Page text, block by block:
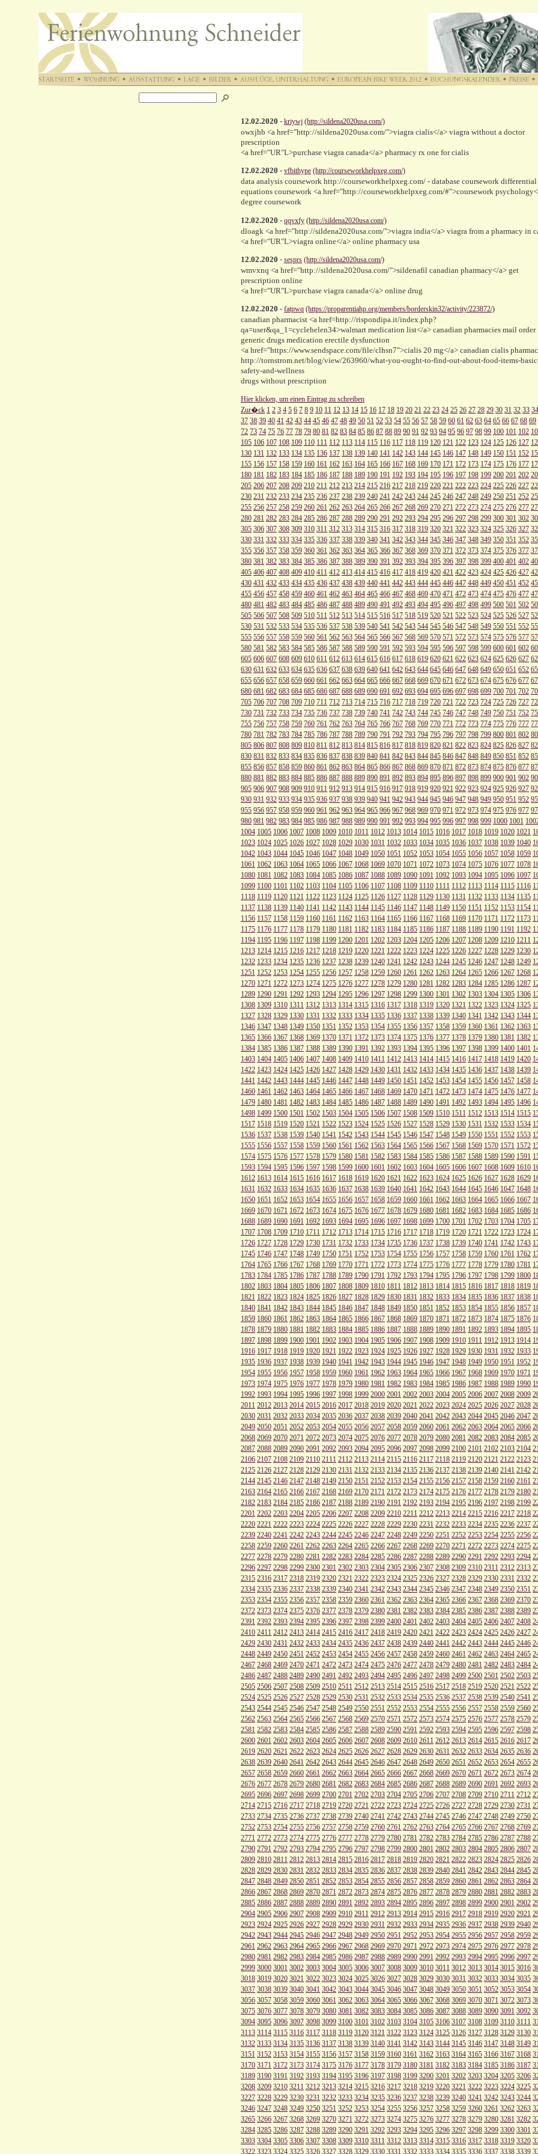
12.02.2020 - kriywj (http://sildena2020usa.com/)
owxjhb <a href="http://sildena2020usa.com/">viagra cialis</a> viagra without a doctor
prescription
<a href="UR"L>purchase viagra canada</a> pharmacy rx one for cialis
12.02.2020 - vfbithype (http://courseworkhelpxeg.com/)
data analysis coursework http://courseworkhelpxeg.com/ - database coursework differential
equations coursework <a href="http://courseworkhelpxeg.com/#">coursework
degree coursework
12.02.2020 - qqvxfy (http://sildena2020usa.com/)
dloagk <a href="http://sildena2020usa.com/">viagra india</a> viagra from a pharmacy in
<a href="UR"L>viagra online</a> online pharmacy usa
12.02.2020 - sesprs (http://sildena2020usa.com/)
wmvxnq <a href="http://sildena2020usa.com/">sildenafil canadian pharmacy</a> get
prescription online
<a href="UR"L>purchase viagra canada</a> online drug
12.02.2020 - fatpwq (https://proparentiahp.org/members/borderskin32/activity/223872/)
canadian pharmacist <a href=http://rispondipa.it/index.php?
qa=user&qa_1=cyclehelen34>walmart medication list</a> canadian pharmacies mail order
generic drugs medication erectile dysfunction
<a href="https://www.sendspace.com/file/clhsn7">cialis 20 mg</a> canadian cialis
http://tornstrom.net/blog/view/263960/what-you-ought-to-find-out-about-food-items-
safety-and-wellness
drugs without prescription
Hier klicken, um einen Eintrag zu schreiben
Zur�ck 1 2 3 4 5 6 7 8 9 10 11 12 13 14 15 16 17 18 19 20 21 22 23 24 25 26 27 28 29 30 31 32 33 34
37 38 39 40 41 42 43 44 45 46 47 48 49 50 51 52 53 54 55 56 57 58 59 60 61 62 63 64 65 66 67 68 69
72 73 74 75 76 77 78 79 80 81 82 83 84 85 86 87 88 89 90 91 92 93 94 95 96 97 98 99 100 101 102
105 106 107 108 109 110 111 112 113 114 115 116 117 118 119 120 121 122 123 124 125 126 127
130 131 132 133 134 135 136 137 138 139 140 141 142 143 144 145 146 147 148 149 150 151 152
155 156 157 158 159 160 161 162 163 164 165 166 167 168 169 170 171 172 173 174 175 176 177
180 181 182 183 184 185 186 187 188 189 190 191 192 193 194 195 196 197 198 199 200 201 202
205 206 207 208 209 210 211 212 213 214 215 216 217 218 219 220 221 222 223 224 225 226 227
230 231 232 233 234 235 236 237 238 239 240 241 242 243 244 245 246 247 248 249 250 251 252
255 256 257 258 259 260 261 262 263 264 265 266 267 268 269 270 271 272 273 274 275 276 277
280 281 282 283 284 285 286 287 288 289 290 291 292 293 294 295 296 297 298 299 300 301 302
305 306 307 308 309 310 311 312 313 314 315 316 317 318 319 320 321 322 323 324 325 326 327
330 331 332 333 334 335 336 337 338 339 340 341 342 343 344 345 346 347 348 349 350 351 352
355 356 357 358 359 360 361 362 363 364 365 366 367 368 369 370 371 372 373 374 375 376 377
380 381 382 383 384 385 386 387 388 389 390 391 392 393 394 395 396 397 398 399 400 401 402
405 406 407 408 409 410 411 412 413 414 415 416 417 418 419 420 421 422 423 424 425 426 427
430 431 432 433 434 435 436 437 438 439 440 441 442 443 444 445 446 447 448 449 450 451 452
455 456 457 458 459 460 461 462 463 464 465 466 467 468 469 470 471 472 473 474 475 476 477
480 481 482 483 484 485 486 487 488 489 490 491 492 493 494 495 496 497 498 499 500 501 502
505 506 507 508 509 510 511 512 513 514 515 516 517 518 519 520 521 522 523 524 525 526 527
530 531 532 533 534 535 536 537 538 539 540 541 542 543 544 545 546 547 548 549 550 551 552
555 556 557 558 559 560 561 562 563 564 565 566 567 568 569 570 571 572 573 574 575 576 577
580 581 582 583 584 585 586 587 588 589 590 591 592 593 594 595 596 597 598 599 600 601 602
605 606 607 608 609 610 611 612 613 614 615 616 617 618 619 620 621 622 623 624 625 626 627
630 631 632 633 634 635 636 637 638 639 640 641 642 643 644 645 646 647 648 649 650 651 652
655 656 657 658 659 660 661 662 663 664 665 666 667 668 669 670 671 672 673 674 675 676 677
680 681 682 683 684 685 686 687 688 689 690 691 692 693 694 695 696 697 698 699 700 701 702
705 706 707 708 709 710 711 712 713 714 715 716 717 718 719 720 721 722 723 724 725 726 727
730 731 732 733 734 735 736 737 738 739 740 741 742 743 744 745 746 747 748 749 750 751 752
755 756 757 758 759 760 761 762 763 764 765 766 767 768 769 770 771 772 773 774 775 776 777
780 781 782 783 784 785 786 787 788 789 790 791 792 793 794 795 796 797 798 799 800 801 802
805 806 807 808 809 810 811 812 813 814 815 816 817 818 819 820 821 822 823 824 825 826 827
830 831 832 833 834 835 836 837 838 839 840 841 842 843 844 845 846 847 848 849 850 851 852
855 856 857 858 859 860 861 862 863 864 865 866 867 868 869 870 871 872 873 874 875 876 877
880 881 882 883 884 885 886 887 888 889 890 891 892 893 894 895 896 897 898 899 900 901 902
905 906 907 908 909 910 911 912 913 914 915 916 917 918 919 920 921 922 923 924 925 926 927
930 931 932 933 934 935 936 937 938 939 940 941 942 943 944 945 946 947 948 949 950 951 952
955 956 957 958 959 960 961 962 963 964 965 966 967 968 969 970 971 972 973 974 975 976 977
980 981 982 983 984 985 986 987 988 989 990 991 992 993 994 995 996 997 998 999 1000 1001
1004 1005 1006 1007 1008 1009 1010 1011 1012 1013 1014 1015 1016 1017 1018 1019 1020 1021
1023 1024 1025 1026 1027 1028 1029 1030 1031 1032 1033 1034 1035 1036 1037 1038 1039 1040
1042 1043 1044 1045 1046 1047 1048 1049 1050 1051 1052 1053 1054 1055 1056 1057 1058 1059
1061 1062 1063 1064 1065 1066 1067 1068 1069 1070 1071 1072 1073 1074 1075 1076 1077 1078
1080 1081 1082 1083 1084 1085 1086 1087 1088 1089 1090 1091 1092 1093 1094 1095 1096 1097
1099 1100 1101 1102 1103 1104 1105 1106 1107 1108 1109 1110 1111 1112 1113 1114 1115 1116
1118 1119 1120 1121 1122 1123 1124 1125 1126 1127 1128 1129 1130 1131 1132 1133 1134 1135
1137 1138 1139 1140 1141 1142 1143 1144 1145 1146 1147 1148 1149 1150 1151 1152 1153 1154
1156 1157 1158 1159 1160 1161 1162 1163 1164 1165 1166 1167 1168 1169 1170 1171 1172 1173
1175 1176 1177 1178 1179 1180 1181 1182 1183 1184 1185 1186 1187 1188 1189 1190 1191 1192
1194 1195 1196 1197 1198 1199 1200 1201 1202 1203 1204 1205 1206 1207 1208 1209 1210 1211
1213 1214 1215 1216 1217 1218 1219 1220 1221 1222 1223 1224 1225 1226 1227 1228 1229 1230
1232 1233 1234 1235 1236 1237 1238 1239 1240 1241 1242 1243 1244 1245 1246 1247 1248 1249
1251 1252 1253 1254 1255 1256 1257 1258 1259 1260 1261 1262 1263 1264 1265 1266 1267 1268
1270 1271 1272 1273 1274 1275 1276 1277 1278 1279 1280 1281 1282 1283 1284 1285 1286 1287
1289 1290 1291 1292 1293 1294 1295 1296 1297 1298 1299 1300 1301 1302 1303 1304 1305 1306
1308 1309 1310 1311 1312 1313 1314 1315 1316 1317 1318 1319 1320 1321 1322 1323 1324 1325
1327 1328 1329 1330 1331 1332 1333 1334 1335 1336 1337 1338 1339 1340 1341 1342 1343 1344
1346 1347 1348 1349 1350 1351 1352 1353 1354 1355 1356 1357 1358 1359 1360 1361 1362 1363
1365 1366 1367 1368 1369 1370 1371 1372 1373 1374 1375 1376 1377 1378 1379 1380 1381 1382
1384 1385 1386 1387 1388 1389 1390 1391 1392 1393 1394 1395 1396 1397 1398 1399 1400 1401
1403 1404 1405 1406 1407 1408 1409 1410 1411 1412 1413 1414 1415 1416 1417 1418 1419 1420
1422 1423 1424 1425 1426 1427 1428 1429 1430 1431 1432 1433 1434 1435 1436 1437 1438 1439
1441 1442 1443 1444 1445 1446 1447 1448 1449 1450 1451 1452 1453 1454 1455 1456 1457 1458
1460 1461 1462 1463 1464 1465 1466 1467 1468 1469 1470 1471 1472 1473 1474 1475 1476 1477
1479 1480 1481 1482 1483 1484 1485 1486 1487 1488 1489 1490 1491 1492 1493 1494 1495 1496
1498 1499 1500 1501 1502 1503 1504 1505 1506 1507 1508 1509 1510 1511 1512 1513 1514 1515
1517 1518 1519 1520 1521 1522 1523 1524 1525 1526 1527 1528 1529 1530 1531 1532 1533 1534
1536 1537 1538 1539 1540 1541 1542 1543 1544 1545 1546 1547 1548 1549 1550 1551 1552 1553
1555 1556 1557 1558 1559 1560 1561 1562 1563 1564 1565 1566 1567 1568 1569 1570 1571 1572
1574 1575 1576 1577 1578 1579 1580 1581 1582 1583 1584 1585 1586 1587 1588 1589 1590 1591
1593 1594 1595 1596 1597 1598 1599 1600 1601 1602 1603 1604 1605 1606 1607 1608 1609 1610
1612 1613 1614 1615 1616 1617 1618 1619 1620 1621 1622 1623 1624 1625 1626 1627 1628 1629
1631 1632 1633 1634 1635 1636 1637 1638 1639 1640 1641 1642 1643 1644 1645 1646 1647 1648
1650 1651 1652 1653 1654 1655 1656 1657 1658 1659 1660 1661 1662 1663 1664 1665 1666 1667
1669 1670 1671 1672 1673 1674 1675 1676 1677 1678 1679 1680 1681 1682 1683 1684 1685 1686
1688 1689 1690 1691 1692 1693 1694 1695 1696 1697 1698 1699 1700 1701 1702 1703 1704 1705
1707 1708 1709 1710 1711 1712 1713 1714 1715 1716 1717 1718 1719 1720 1721 1722 1723 1724
1726 1727 1728 1729 1730 1731 1732 1733 1734 1735 1736 1737 1738 1739 1740 1741 1742 1743
1745 1746 1747 1748 1749 1750 1751 1752 1753 1754 1755 1756 1757 1758 1759 1760 1761 1762
1764 1765 1766 1767 1768 1769 1770 1771 1772 1773 1774 1775 1776 1777 1778 1779 1780 1781
1783 1784 1785 1786 1787 1788 1789 1790 1791 1792 1793 1794 1795 1796 1797 1798 1799 1800
1802 1803 1804 1805 1806 1807 1808 1809 1810 1811 1812 1813 1814 1815 1816 1817 1818 1819
1821 1822 1823 1824 1825 1826 1827 1828 1829 1830 1831 1832 1833 1834 1835 1836 1837 1838
1840 1841 1842 1843 1844 1845 1846 1847 1848 1849 1850 1851 1852 1853 1854 1855 1856 1857
1859 1860 1861 1862 1863 1864 1865 1866 1867 1868 1869 1870 1871 1872 1873 1874 1875 1876
1878 1879 1880 1881 1882 1883 1884 1885 1886 1887 1888 1889 1890 1891 1892 1893 1894 1895
1897 1898 1899 1900 1901 1902 1903 1904 1905 1906 1907 1908 1909 1910 1911 1912 1913 1914
1916 1917 1918 1919 1920 1921 1922 1923 1924 1925 1926 1927 1928 1929 1930 1931 1932 1933
1935 1936 1937 1938 1939 1940 1941 1942 1943 1944 1945 1946 1947 1948 1949 1950 1951 1952
1954 1955 1956 1957 1958 1959 1960 1961 1962 1963 1964 1965 1966 1967 1968 1969 1970 1971
1973 1974 1975 1976 1977 1978 1979 1980 1981 1982 1983 1984 1985 1986 1987 1988 1989 1990
1992 1993 1994 1995 1996 1997 1998 1999 2000 2001 2002 2003 2004 2005 2006 2007 2008 2009
2011 2012 2013 2014 2015 2016 2017 2018 2019 2020 2021 2022 2023 2024 2025 2026 2027 2028
2030 2031 2032 2033 2034 2035 2036 2037 2038 2039 2040 2041 2042 2043 2044 2045 2046 2047
2049 2050 2051 2052 2053 2054 2055 2056 2057 2058 2059 2060 2061 2062 2063 2064 2065 2066
2068 2069 2070 2071 2072 2073 2074 2075 2076 2077 2078 2079 2080 2081 2082 2083 2084 2085
2087 2088 2089 2090 2091 2092 2093 2094 2095 2096 2097 2098 2099 2100 2101 2102 2103 2104
2106 2107 2108 2109 2110 2111 2112 2113 2114 2115 2116 2117 2118 2119 2120 2121 2122 2123
2125 2126 2127 2128 2129 2130 2131 2132 2133 2134 2135 2136 2137 2138 2139 2140 2141 2142
2144 2145 2146 2147 2148 2149 2150 2151 2152 2153 2154 2155 2156 2157 2158 2159 2160 2161
2163 2164 2165 2166 2167 2168 2169 2170 2171 2172 2173 2174 2175 2176 2177 2178 2179 2180
2182 2183 2184 2185 2186 2187 2188 2189 2190 2191 2192 2193 2194 2195 2196 2197 2198 2199
2201 2202 2203 2204 2205 2206 2207 2208 2209 2210 2211 2212 2213 2214 2215 2216 2217 2218
2220 2221 2222 2223 2224 2225 2226 2227 2228 2229 2230 2231 2232 2233 2234 2235 2236 2237
2239 2240 2241 2242 2243 2244 2245 2246 2247 2248 2249 2250 2251 2252 2253 2254 2255 2256
2258 2259 2260 2261 2262 2263 2264 2265 2266 2267 2268 2269 2270 2271 2272 2273 2274 2275
2277 2278 2279 2280 2281 2282 2283 2284 2285 2286 2287 2288 2289 2290 2291 2292 2293 2294
2296 2297 2298 2299 2300 2301 2302 2303 2304 2305 2306 2307 2308 2309 2310 2311 2312 2313
2315 2316 2317 2318 2319 2320 2321 2322 2323 2324 2325 2326 2327 2328 2329 2330 2331 2332
2334 2335 2336 2337 2338 2339 2340 2341 2342 2343 2344 2345 2346 2347 2348 2349 2350 2351
2353 2354 2355 2356 2357 2358 2359 2360 2361 2362 2363 2364 2365 2366 2367 2368 2369 2370
2372 2373 2374 2375 2376 2377 2378 2379 2380 2381 2382 2383 2384 2385 2386 2387 2388 2389
2391 2392 2393 2394 2395 2396 2397 2398 2399 2400 2401 2402 2403 2404 2405 2406 2407 2408
2410 2411 2412 2413 2414 2415 2416 2417 2418 2419 2420 2421 2422 2423 2424 2425 2426 2427
2429 2430 2431 2432 2433 2434 2435 2436 2437 2438 2439 2440 2441 2442 2443 2444 2445 2446
2448 2449 2450 2451 2452 2453 2454 2455 2456 2457 2458 2459 2460 2461 2462 2463 2464 2465
2467 2468 2469 2470 2471 2472 2473 2474 2475 2476 2477 2478 2479 2480 2481 2482 2483 2484
2486 2487 2488 2489 2490 2491 2492 2493 2494 2495 2496 2497 2498 2499 2500 2501 2502 2503
2505 2506 2507 2508 2509 2510 2511 2512 2513 2514 2515 2516 2517 2518 2519 2520 2521 2522
2524 2525 2526 2527 2528 2529 2530 2531 2532 2533 2534 2535 2536 2537 2538 2539 2540 2541
2543 2544 2545 2546 2547 2548 2549 2550 2551 2552 2553 2554 2555 2556 2557 2558 2559 2560
2562 2563 2564 2565 2566 2567 2568 2569 2570 2571 2572 2573 2574 2575 2576 2577 2578 2579
2581 2582 2583 2584 2585 2586 2587 2588 2589 2590 2591 2592 2593 2594 2595 2596 2597 2598
2600 2601 2602 2603 2604 2605 2606 2607 2608 2609 2610 2611 2612 2613 2614 2615 2616 2617
2619 2620 2621 2622 2623 2624 2625 2626 2627 2628 2629 2630 2631 2632 2633 2634 2635 2636
2638 2639 2640 2641 2642 2643 2644 2645 2646 2647 2648 2649 2650 2651 2652 2653 2654 2655
2657 2658 2659 2660 2661 2662 2663 2664 2665 2666 2667 2668 2669 2670 2671 2672 2673 2674
2676 2677 2678 2679 2680 2681 2682 2683 2684 2685 2686 2687 2688 2689 2690 2691 2692 2693
2695 2696 2697 2698 2699 2700 2701 2702 2703 2704 2705 2706 2707 2708 2709 2710 2711 2712
2714 2715 2716 2717 2718 2719 2720 2721 2722 2723 2724 2725 2726 2727 2728 2729 2730 2731
2733 2734 2735 2736 2737 2738 2739 2740 2741 2742 2743 2744 2745 2746 2747 2748 2749 2750
2752 2753 2754 2755 2756 2757 2758 2759 2760 2761 2762 2763 2764 2765 2766 2767 2768 2769
2771 2772 2773 2774 2775 2776 2777 2778 2779 2780 2781 2782 2783 2784 2785 2786 2787 2788
2790 2791 2792 2793 2794 2795 2796 2797 2798 2799 2800 2801 2802 2803 2804 2805 2806 2807
2809 2810 2811 2812 2813 2814 2815 2816 2817 2818 2819 2820 2821 2822 2823 2824 2825 2826
2828 2829 2830 2831 2832 2833 2834 2835 2836 2837 2838 2839 2840 2841 2842 2843 2844 2845
2847 2848 2849 2850 2851 2852 2853 2854 2855 2856 2857 2858 2859 2860 2861 2862 2863 2864
2866 2867 2868 2869 2870 2871 2872 2873 2874 2875 2876 2877 2878 2879 2880 2881 2882 2883
2885 2886 2887 2888 2889 2890 2891 2892 2893 2894 2895 2896 2897 2898 2899 2900 2901 2902
2904 2905 2906 2907 2908 2909 2910 2911 2912 2913 2914 2915 2916 2917 2918 2919 2920 2921
2923 2924 2925 2926 2927 2928 2929 2930 2931 2932 2933 2934 2935 2936 2937 2938 2939 2940
2942 2943 2944 2945 2946 2947 2948 2949 2950 2951 2952 2953 2954 2955 2956 2957 2958 2959
2961 2962 2963 2964 2965 2966 2967 2968 2969 2970 2971 2972 2973 2974 2975 2976 2977 2978
2980 2981 2982 2983 2984 2985 2986 2987 2988 2989 2990 2991 2992 2993 2994 2995 2996 2997
2999 3000 3001 3002 3003 3004 3005 3006 3007 3008 3009 3010 3011 3012 3013 3014 3015 3016
3018 3019 3020 3021 3022 3023 3024 3025 3026 3027 3028 3029 3030 3031 3032 3033 3034 3035
3037 3038 3039 3040 3041 3042 3043 3044 3045 3046 3047 3048 3049 3050 3051 3052 3053 3054
3056 3057 3058 3059 3060 3061 3062 3063 3064 3065 3066 3067 3068 3069 3070 3071 3072 3073
3075 3076 3077 3078 3079 3080 3081 3082 3083 3084 3085 3086 3087 3088 3089 3090 3091 3092
3094 3095 3096 3097 3098 3099 3100 3101 3102 3103 3104 3105 3106 3107 3108 3109 3110 3111
3113 3114 3115 3116 3117 3118 3119 3120 3121 3122 3123 3124 3125 3126 3127 3128 3129 3130
3132 3133 3134 3135 3136 3137 3138 3139 3140 3141 3142 3143 3144 3145 3146 3147 3148 3149
3151 3152 3153 3154 3155 3156 3157 3158 3159 3160 3161 3162 3163 3164 3165 3166 3167 3168
3170 3171 3172 3173 3174 3175 3176 3177 3178 3179 3180 3181 3182 3183 3184 3185 3186 3187
3189 3190 3191 3192 3193 3194 3195 3196 3197 3198 3199 3200 3201 3202 3203 3204 3205 3206
3208 3209 3210 3211 3212 3213 3214 3215 3216 3217 3218 3219 3220 3221 3222 3223 3224 3225
3227 3228 3229 3230 3231 3232 3233 3234 3235 3236 3237 3238 3239 3240 3241 3242 3243 3244
3246 3247 3248 3249 3250 3251 3252 3253 3254 3255 3256 3257 3258 3259 3260 3261 3262 3263
3265 3266 3267 3268 3269 3270 3271 3272 3273 3274 3275 3276 3277 3278 3279 3280 3281 3282
3284 3285 3286 3287 3288 3289 3290 3291 3292 3293 3294 3295 3296 3297 3298 3299 3300 3301
3303 3304 3305 3306 3307 3308 3309 3310 3311 3312 3313 3314 3315 3316 3317 3318 3319 3320
3322 3323 3324 3325 3326 3327 3328 3329 3330 3331 3332 3333 3334 3335 3336 3337 3338 3339